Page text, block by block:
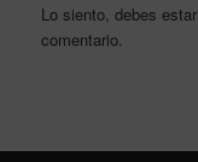
Lo siento, debes estar
comentario.